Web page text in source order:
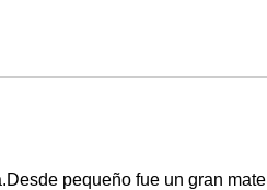
pequeño fue un gran